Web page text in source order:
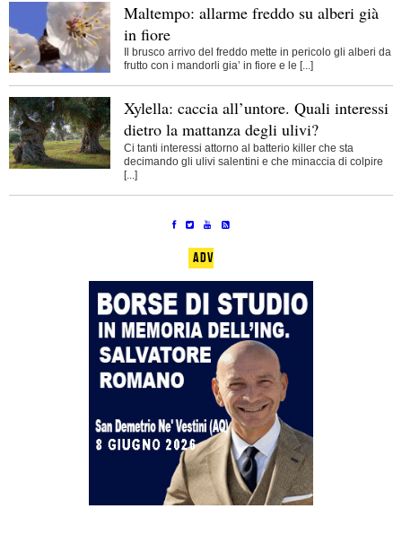
Maltempo: allarme freddo su alberi già
in fiore
Il brusco arrivo del freddo mette in pericolo gli alberi da
frutto con i mandorli gia’ in fiore e le [...]
Xylella: caccia all’untore. Quali interessi
dietro la mattanza degli ulivi?
Ci tanti interessi attorno al batterio killer che sta
decimando gli ulivi salentini e che minaccia di colpire
[...]
ADV